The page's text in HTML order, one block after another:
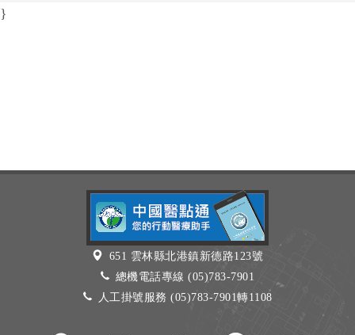
}
651 雲林縣北港鎮新德路123號
總機電話專線 (05)783-7901
人工掛號服務 (05)783-7901轉1108